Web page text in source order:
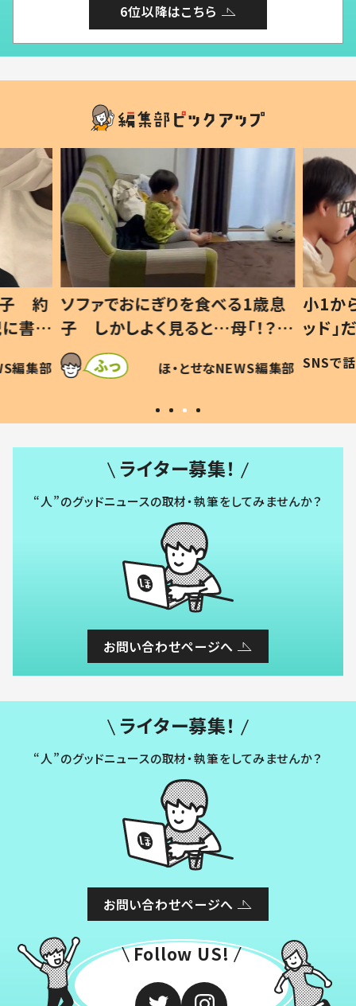
6位以降はこちら
子 約
書い
編集部
ソファでおにぎりを食べる1歳息
子 しかしよく見ると…母「！？」
すべてを察した母の投稿に「可愛
いから許す！」「現行犯〜」
ほ・とせなNEWS編集部
小1か
ッド
作り
#令和
SNSで
ライター募集！
“人”のグッドニュースの取材・執筆をしてみませんか？
お問い合わせページへ
ライター募集！
“人”のグッドニュースの取材・執筆をしてみませんか？
お問い合わせページへ
Follow US!